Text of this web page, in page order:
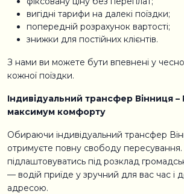
вигідні тарифи на далекі поїздки;
попередній розрахунок вартості;
знижки для постійних клієнтів.
З нами ви можете бути впевнені у
кожної поїздки.
Індивідуальний трансфер Вінниця –
максимум комфорту
Обираючи індивідуальний трансфер
отримуєте повну свободу
підлаштовуватись під розклад
— водій приїде у зручний для вас час і
адресою.